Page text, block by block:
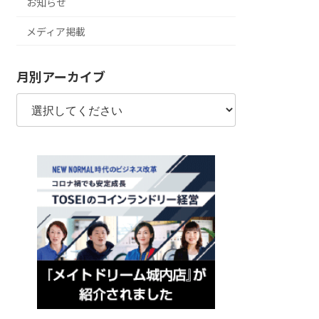
お知らせ
メディア掲載
月別アーカイブ